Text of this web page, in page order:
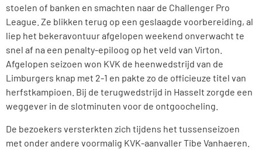
stoelen of banken en smachten naar de Challenger Pro
League. Ze blikken terug op een geslaagde voorbereiding, al
liep het bekeravontuur afgelopen weekend onverwacht te
snel af na een penalty-epiloog op het veld van Virton.
Afgelopen seizoen won KVK de heenwedstrijd van de
Limburgers knap met 2-1 en pakte zo de officieuze titel van
herfstkampioen. Bij de terugwedstrijd in Hasselt zorgde een
weggever in de slotminuten voor de ontgoocheling.
De bezoekers versterkten zich tijdens het tussenseizoen
met onder andere voormalig KVK-aanvaller Tibe Vanhaeren.